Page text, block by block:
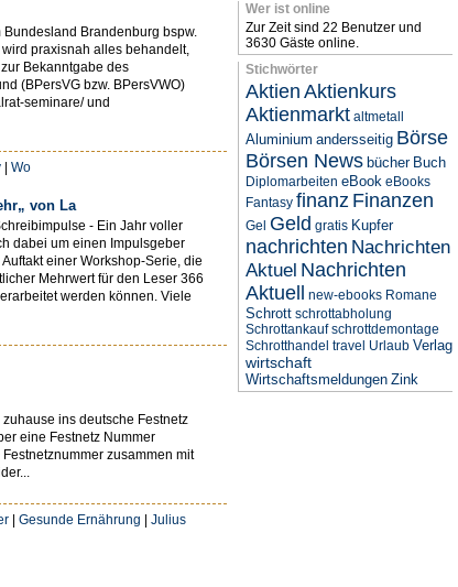
Brandenburg bspw.
praxisnah alles behandelt,
Bekanntgabe des
(BPersVG bzw. BPersVWO)
seminare/ und
| Wo
von La
- Ein Jahr voller
dabei um einen Impulsgeber
einer Workshop-Serie, die
Mehrwert für den Leser 366
werden können. Viele
ins deutsche Festnetz
eine Festnetz Nummer
zusammen mit
| Gesunde Ernährung | Julius
Wer ist online
Zur Zeit sind 22 Benutzer und
3630 Gäste online.
Stichwörter
Aktien Aktienkurs
Aktienmarkt altmetall
Aluminium andersseitig Börse
Börsen News bücher Buch
Diplomarbeiten eBook eBooks
Fantasy finanz Finanzen
Gel Geld gratis Kupfer
nachrichten Nachrichten
Aktuel Nachrichten
Aktuell
new-ebooks Romane
Schrott schrottabholung
Schrottankauf schrottdemontage
Schrotthandel travel Urlaub Verlag
wirtschaft
Wirtschaftsmeldungen Zink